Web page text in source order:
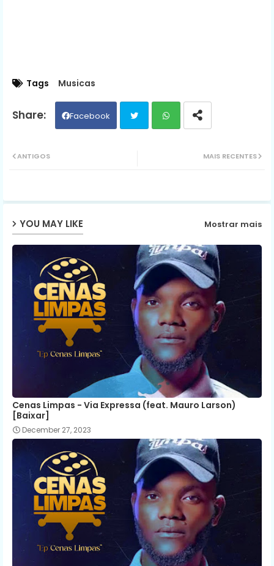
Tags Musicas
Facebook
ap
MAIS RECENTES
ANTIGOS
YOU MAY LIKE Mostrar mais
Cenas Limpas - Via Expressa (feat. Mauro Larson)
[Baixar]
December 27, 2023